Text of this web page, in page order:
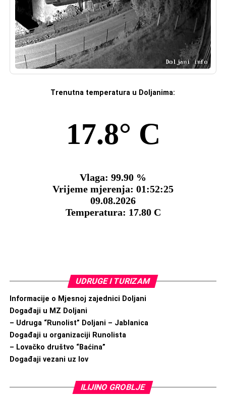
Trenutna temperatura u Doljanima:
UDRUGE I TURIZAM
Informacije o Mjesnoj zajednici Doljani
Događaji u MZ Doljani
– Udruga “Runolist” Doljani – Jablanica
Događaji u organizaciji Runolista
– Lovačko društvo “Baćina”
Događaji vezani uz lov
ILIJINO GROBLJE